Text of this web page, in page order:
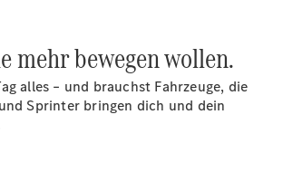
vereinbaren
mehr bewegen wollen.
alles – und brauchst Fahrzeuge, die
Sprinter bringen dich und dein